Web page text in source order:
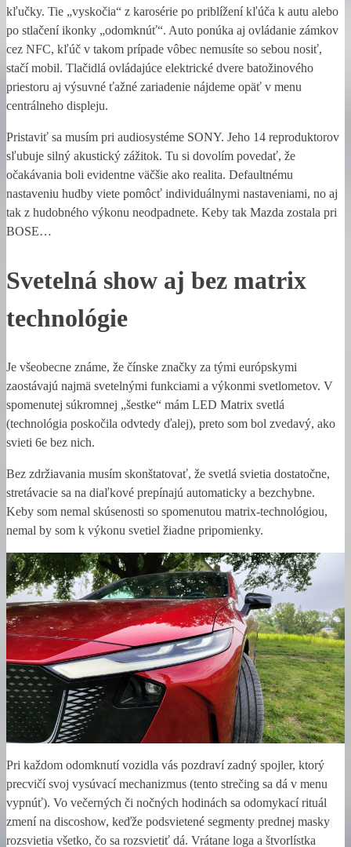
kľučky. Tie „vyskočia“ z karosérie po priblížení kľúča k autu alebo
po stlačení ikonky „odomknúť“. Auto ponúka aj ovládanie zámkov
cez NFC, kľúč v takom prípade vôbec nemusíte so sebou nosiť,
stačí mobil. Tlačidlá ovládajúce elektrické dvere batožinového
priestoru aj výsuvné ťažné zariadenie nájdeme opäť v menu
centrálneho displeju.
Pristaviť sa musím pri audiosystéme SONY. Jeho 14 reproduktorov
sľubuje silný akustický zážitok. Tu si dovolím povedať, že
očakávania boli evidentne väčšie ako realita. Defaultnému
nastaveniu hudby viete pomôcť individuálnymi nastaveniami, no aj
tak z hudobného výkonu neodpadnete. Keby tak Mazda zostala pri
BOSE…
Svetelná show aj bez matrix
technológie
Je všeobecne známe, že čínske značky za tými európskymi
zaostávajú najmä svetelnými funkciami a výkonmi svetlometov. V
spomenutej súkromnej „šestke“ mám LED Matrix svetlá
(technológia poskočila odvtedy ďalej), preto som bol zvedavý, ako
svieti 6e bez nich.
Bez zdržiavania musím skonštatovať, že svetlá svietia dostatočne,
stretávacie sa na diaľkové prepínajú automaticky a bezchybne.
Keby som nemal skúsenosti so spomenutou matrix-technológiou,
nemal by som k výkonu svetiel žiadne pripomienky.
Pri každom odomknutí vozidla vás pozdraví zadný spojler, ktorý
precvičí svoj vysúvací mechanizmus (tento strečing sa dá v menu
vypnúť). Vo večerných či nočných hodinách sa odomykací rituál
zmení na discoshow, keďže podsvietené segmenty prednej masky
rozsvietia všetko, čo sa rozsvietiť dá. Vrátane loga a štvorlístka